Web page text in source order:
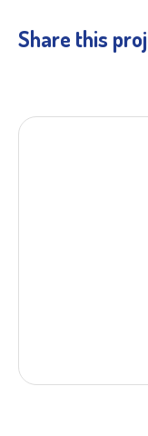
Share this